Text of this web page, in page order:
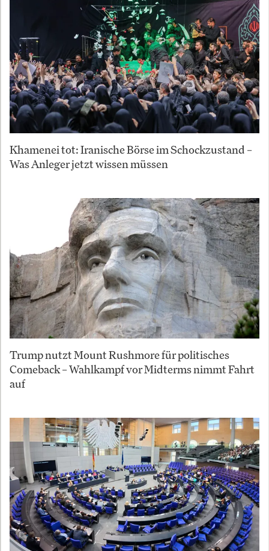
Khamenei tot: Iranische Börse im Schockzustand –
Was Anleger jetzt wissen müssen
Trump nutzt Mount Rushmore für politisches
Comeback – Wahlkampf vor Midterms nimmt Fahrt
auf